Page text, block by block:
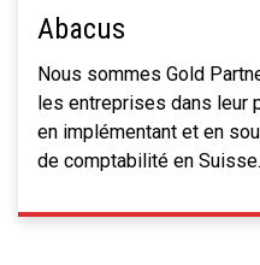
Abacus
Nous sommes Gold
les entreprises dans leur
en implémentant et en
de comptabilité en Suisse.